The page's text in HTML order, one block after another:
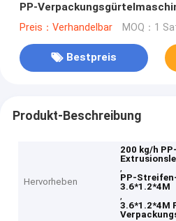
PP-
Preis：Verhandelbar MOQ：1
Bestpreis
Produkt-Beschreibung
Hervorheben
200 kg/h
,
PP-
3.6*1.2*4M
,
3.6*1.2*4M